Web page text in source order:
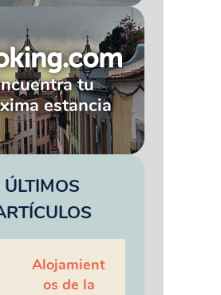
tu
estancia
ÚLTIMOS
Alojamient
os de la